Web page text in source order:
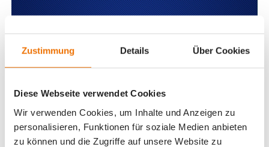
Zustimmung Details Über Cookies
Diese Webseite verwendet Cookies
Wir verwenden Cookies, um Inhalte und Anzeigen zu
personalisieren, Funktionen für soziale Medien anbieten
zu können und die Zugriffe auf unsere Website zu